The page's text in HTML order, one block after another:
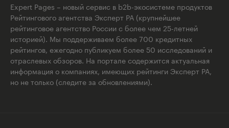
Expert Pages – новый сервис в b2b-экосистеме продуктов
Рейтингового агентства Эксперт РА (крупнейшее
рейтинговое агентство России с более чем 25-летней
историей). Мы поддерживаем более 700 кредитных
рейтингов, ежегодно публикуем более 50 исследований и
отраслевых обзоров. На портале содержится актуальная
информация о компаниях, имеющих рейтинги Эксперт РА,
но не только (следите за обновлениями).